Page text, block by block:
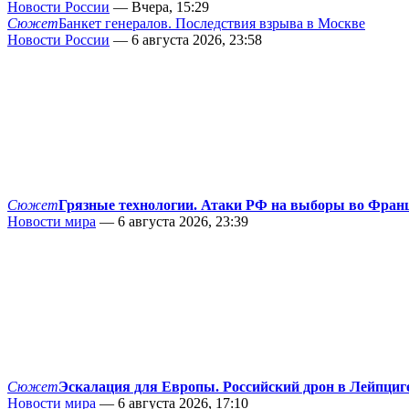
Новости России — Вчера, 15:29
СюжетБанкет генералов. Последствия взрыва в Москве
Новости России — 6 августа 2026, 23:58
СюжетГрязные технологии. Атаки РФ на выборы во
Новости мира — 6 августа 2026, 23:39
СюжетЭскалация для Европы. Российский дрон в
Новости мира — 6 августа 2026, 17:10